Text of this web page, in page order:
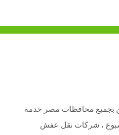
بجميع محافظات مصر خدمة
، شركات نقل عفش